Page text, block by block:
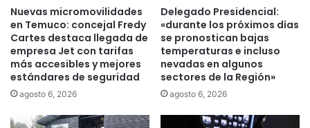
b
a
ñ
o
s
e
x
p
e
r
t
o
a
v
Nuevas micromovilidades
en Temuco: concejal Fredy
Cartes destaca llegada de
empresa Jet con tarifas
más accesibles y mejores
estándares de seguridad
agosto 6, 2026
Delegado Presidencial:
«durante los próximos días
se pronostican bajas
temperaturas e incluso
nevadas en algunos
sectores de la Región»
agosto 6, 2026